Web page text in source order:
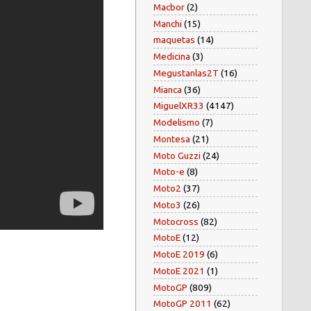
Macbor(2)
Manchi (15)
maquetas (14)
Medicina (3)
Megustanlas2T (16)
Mianca (36)
MiguelXR33 (4147)
Modelismo (7)
Montesa (21)
Moto Guzzi (24)
Moto-e (8)
Moto2 (37)
Moto3 (26)
Motocross (82)
MotoE(12)
MotoE 2019 (6)
MotoE 2021 (1)
MotoGP (809)
MotoGP 2011 (62)